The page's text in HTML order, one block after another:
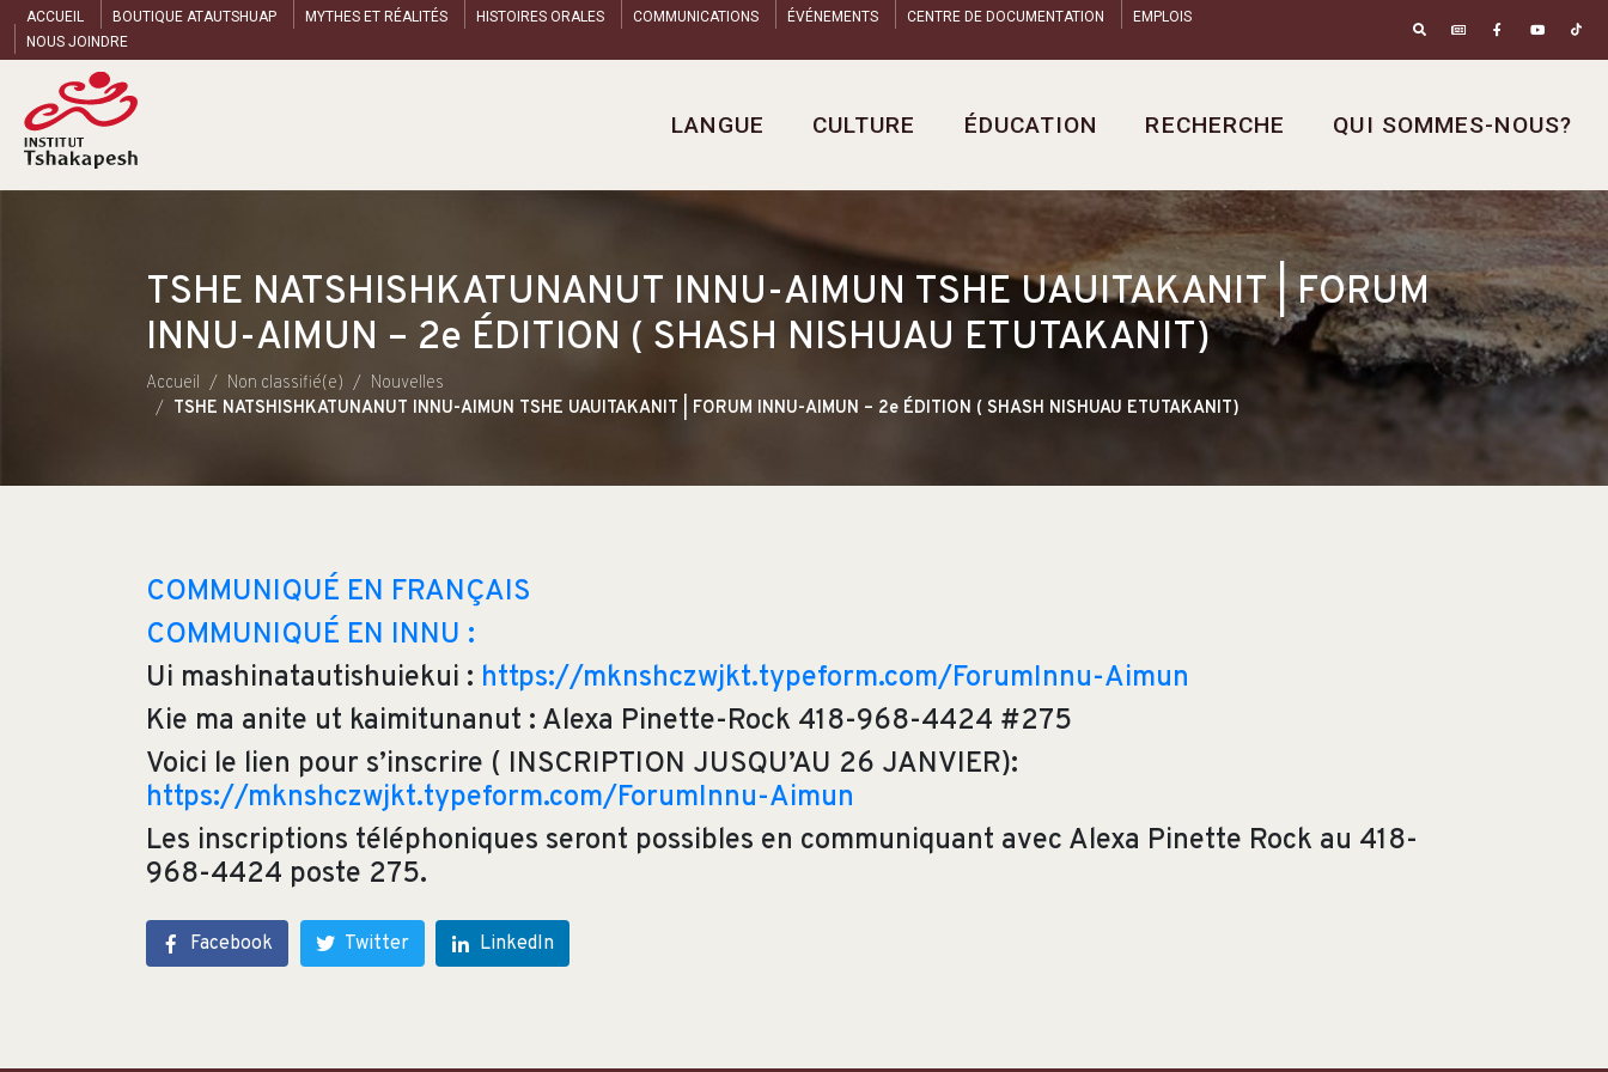
ACCUEIL BOUTIQUE ATAUTSHUAP MYTHES ET RÉALITÉS HISTOIRES ORALES COMMUNICATIONS ÉVÉNEMENTS CENTRE DE DOCUMENTATION
EMPLOIS
NOUS JOINDRE
LANGUE CULTURE ÉDUCATION RECHERCHE QUI SOMMES-NOUS?
TSHE NATSHISHKATUNANUT INNU-AIMUN TSHE UAUITAKANIT | FORUM
INNU-AIMUN – 2e ÉDITION ( SHASH NISHUAU ETUTAKANIT)
Accueil Non classifié(e)
Nouvelles
TSHE NATSHISHKATUNANUT INNU-AIMUN TSHE UAUITAKANIT | FORUM INNU-AIMUN – 2e ÉDITION ( SHASH NISHUAU ETUTAKANIT)
COMMUNIQUÉ EN FRANÇAIS
COMMUNIQUÉ EN INNU :
Ui mashinatautishuiekui : https://mknshczwjkt.typeform.com/ForumInnu-Aimun
Kie ma anite ut kaimitunanut : Alexa Pinette-Rock 418-968-4424 #275
Voici le lien pour s’inscrire ( INSCRIPTION JUSQU’AU 26 JANVIER):
https://mknshczwjkt.typeform.com/ForumInnu-Aimun
Les inscriptions téléphoniques seront possibles en communiquant avec Alexa Pinette Rock au 418-
968-4424 poste 275.
Facebook Twitter LinkedIn